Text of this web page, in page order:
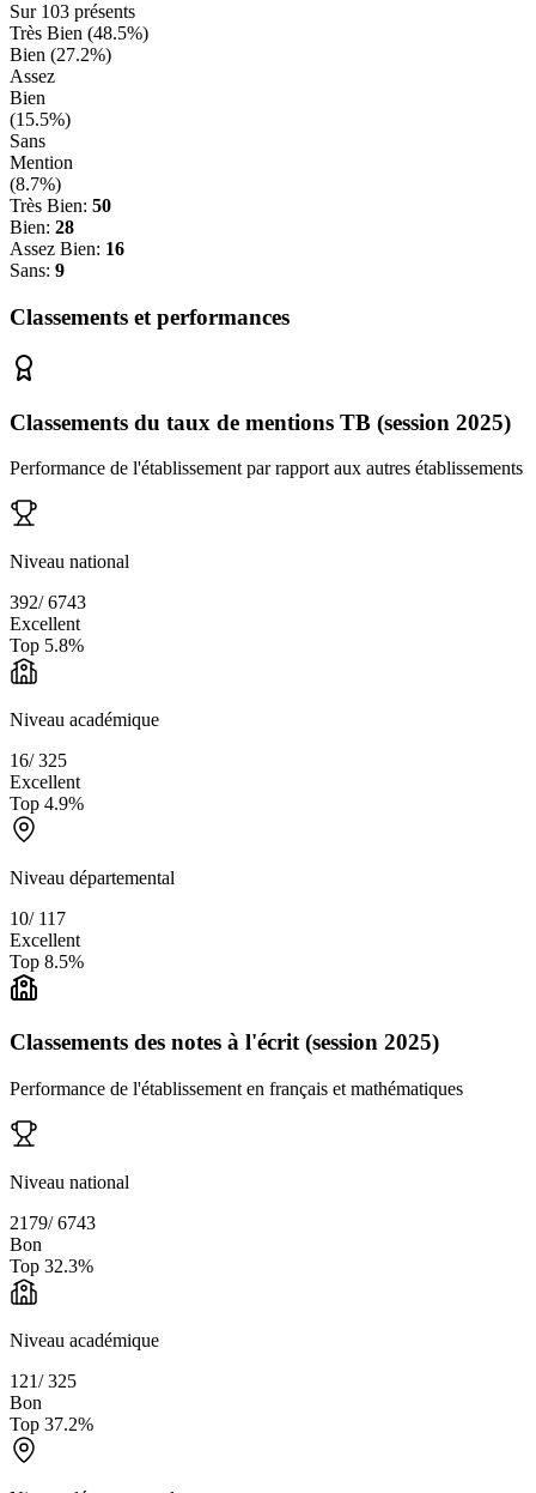
Sur 103 présents
Très Bien (48.5%)
Bien (27.2%)
Assez
Bien
(15.5%)
Sans
Mention
(8.7%)
Très Bien: 50
Bien: 28
Assez Bien: 16
Sans: 9
Classements et performances
Classements du taux de mentions TB (session 2025)
Performance de l'établissement par rapport aux autres établissements
Niveau national
392/6743
Excellent
Top 5.8%
Niveau académique
16/325
Excellent
Top 4.9%
Niveau départemental
10/ 117
Excellent
Top 8.5%
Classements des notes à l'écrit (session 2025)
Performance de l'établissement en français et mathématiques
Niveau national
2179/6743
Bon
Top 32.3%
Niveau académique
121/325
Bon
Top 37.2%